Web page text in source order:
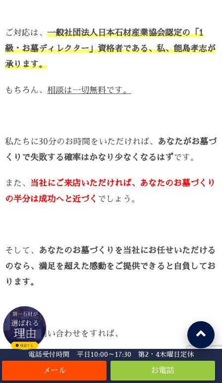
電話受付時間 平日10:00～17:30 第2・4木曜日定休
ご対応は、 一般社団法人日本石材産業協会認定の「1
級・お墓ディレクター」資格者である、私、能島孝志が
承ります。
もちろん、 相談は一切無料です。
私たちに30分のお時間をいただければ、
あなたがお墓づ
くりで失敗する確率はかなり少なくなるはずです。
また、 当社にご来店いただければ、あなたのお墓づくり
の半分は成功へと近づく でしょう。
そして、
あなたのお墓づくりを当社にお任せいただける
のなら、満足を超えた感動をご提供できると自負してお
ります。
しかし、問い合わせをすれば、